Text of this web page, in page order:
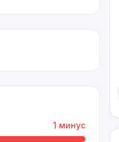
1 минус